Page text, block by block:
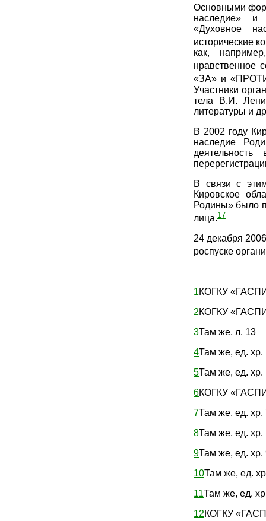
Основными
наследие» и
«Духовное
исторические
как,
нравственное
«ЗА» и
Участники
тела В.И.
литературы и
В 2002 году
наследие
В связи с
Кировское
Родины» было
лица.17
24 декабря
роспуске
1КОГКУ «ГАСПИ
2КОГКУ «ГАСПИ
3Там же, л. 13
4Там же, ед. хр.
5Там же, ед. хр.
6КОГКУ «ГАСПИ
7Там же, ед. хр.
8Там же, ед. хр.
9Там же, ед. хр.
10Там же, ед.
11Там же, ед.
12КОГКУ